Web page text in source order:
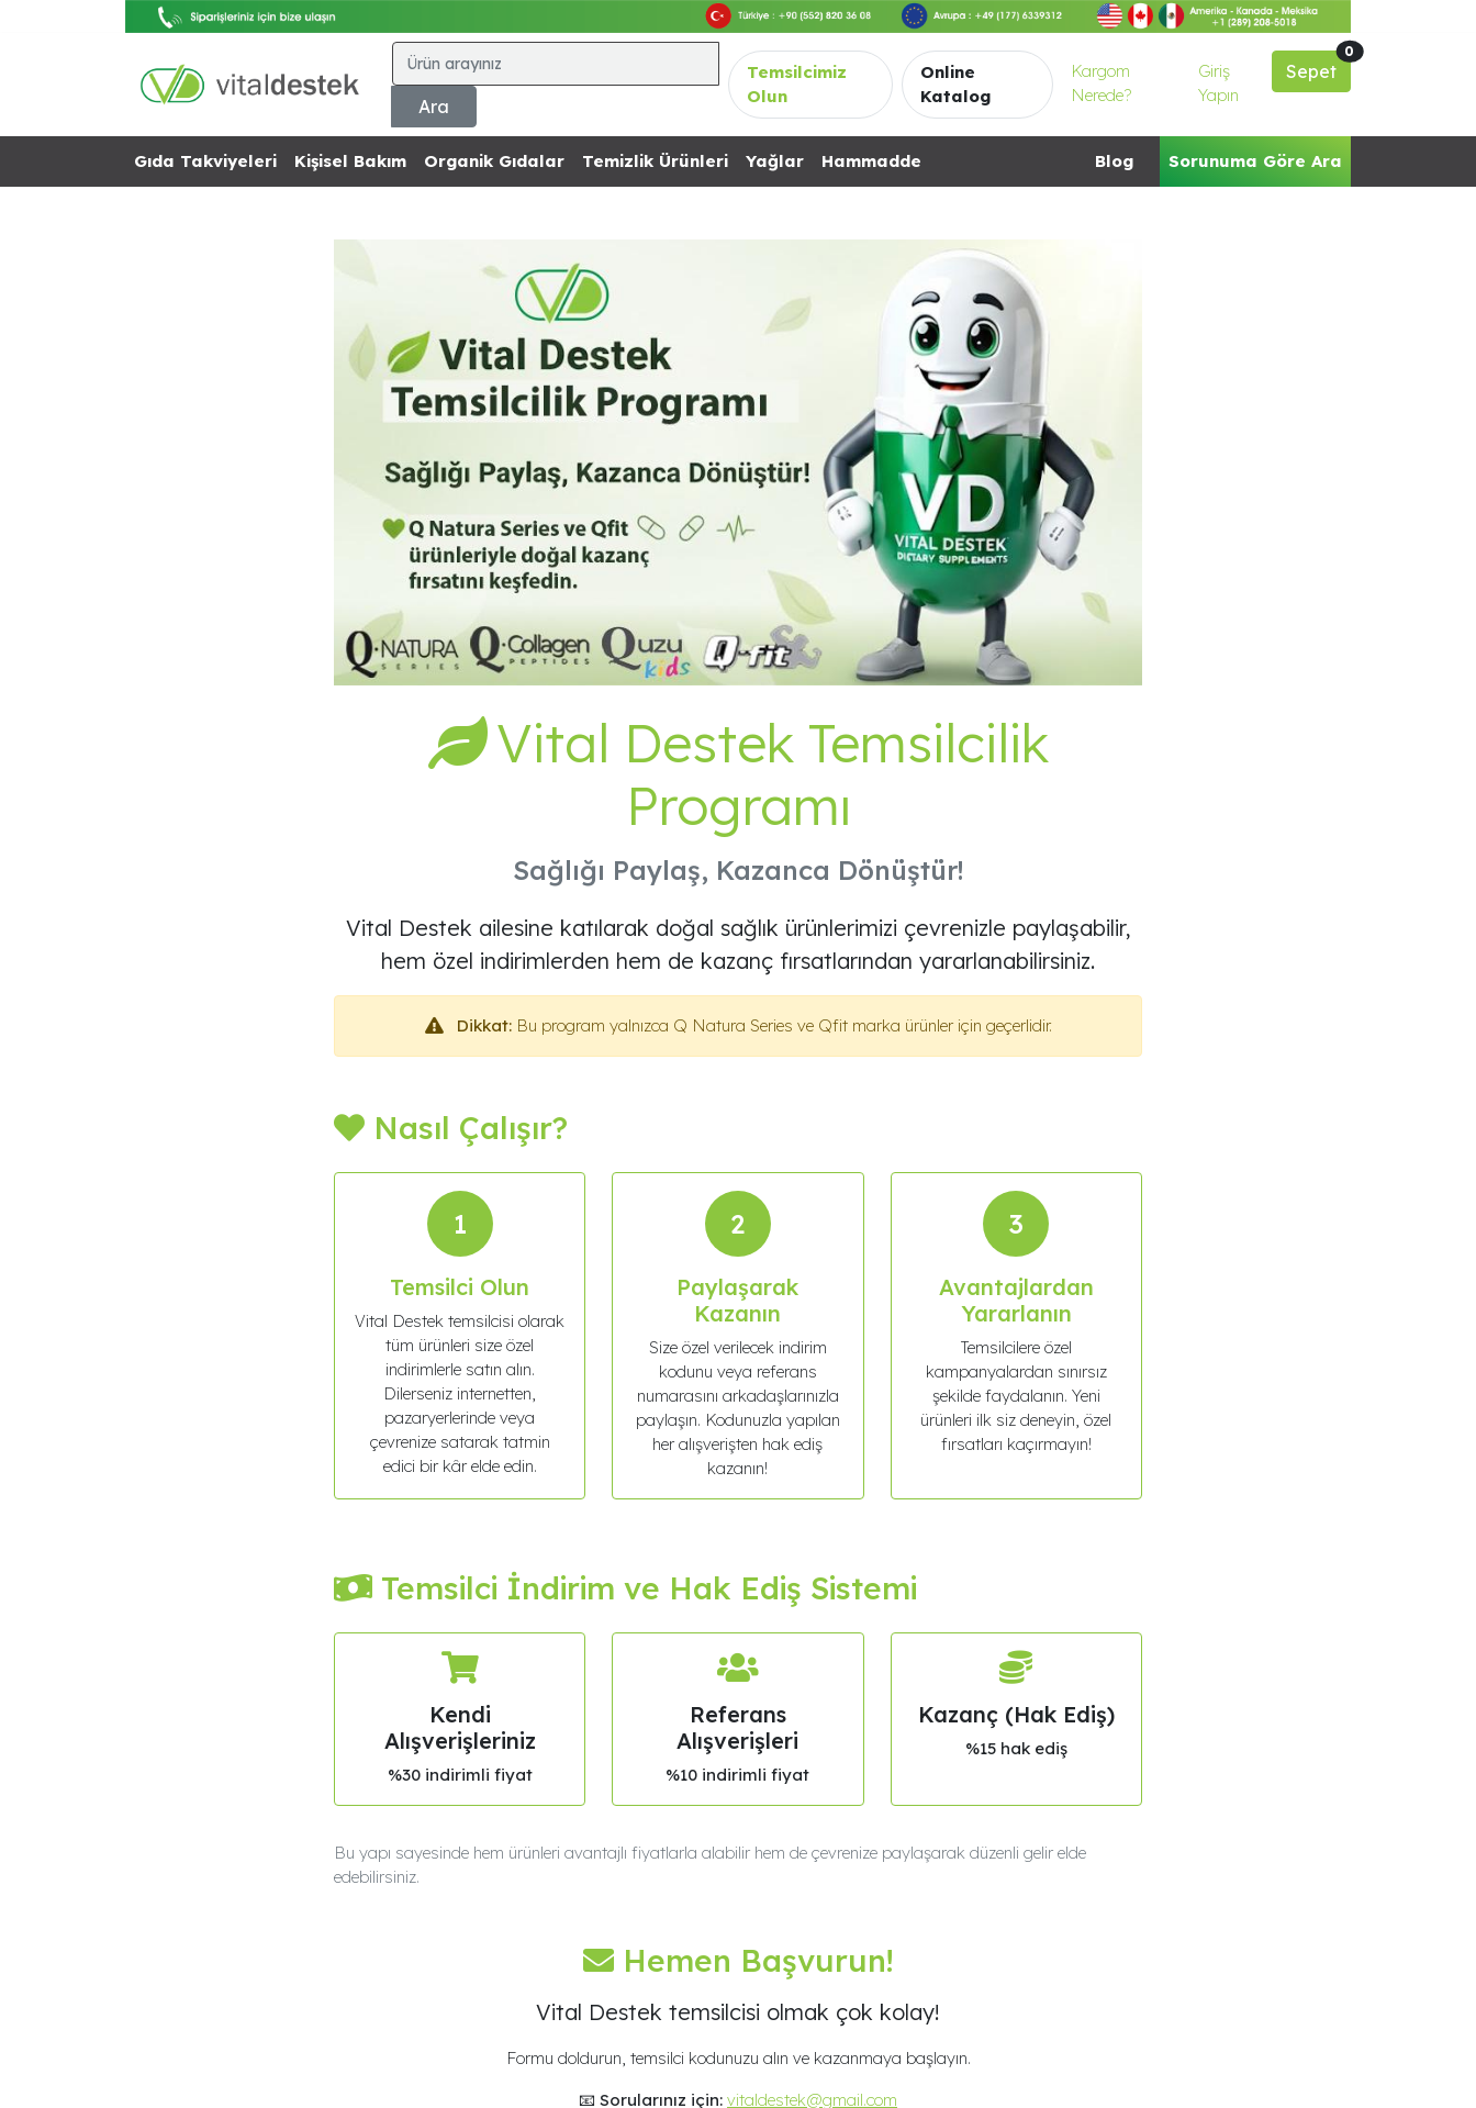
Ara
Temsilcimiz
Olun
Online
Katalog
Kargom
Nerede?
Giriş
Yapın
Sepet
0
Gıda Takviyeleri Kişisel Bakım Organik Gıdalar Temizlik Ürünleri Yağlar Hammadde Blog Sorunuma Göre Ara
Vital Destek Temsilcilik
Programı
Sağlığı Paylaş, Kazanca Dönüştür!
Vital Destek ailesine katılarak doğal sağlık ürünlerimizi çevrenizle paylaşabilir,
hem özel indirimlerden hem de kazanç fırsatlarından yararlanabilirsiniz.
Dikkat:Bu program yalnızca Q Natura Series ve Qfit marka ürünler için geçerlidir.
Nasıl Çalışır?
1
Temsilci Olun
Vital Destek temsilcisi olarak
tüm ürünleri size özel
indirimlerle satın alın.
Dilerseniz internetten,
pazaryerlerinde veya
çevrenize satarak tatmin
edici bir kâr elde edin.
2
Paylaşarak
Kazanın
Size özel verilecek indirim
kodunu veya referans
numarasını arkadaşlarınızla
paylaşın. Kodunuzla yapılan
her alışverişten hak ediş
kazanın!
3
Avantajlardan
Yararlanın
Temsilcilere özel
kampanyalardan sınırsız
şekilde faydalanın. Yeni
ürünleri ilk siz deneyin, özel
fırsatları kaçırmayın!
Temsilci İndirim ve Hak Ediş Sistemi
Kendi
Alışverişleriniz
%30 indirimli fiyat
Referans
Alışverişleri
%10 indirimli fiyat
Kazanç (Hak Ediş)
%15 hak ediş
Bu yapı sayesinde hem ürünleri avantajlı fiyatlarla alabilir hem de çevrenize paylaşarak düzenli gelir elde
edebilirsiniz.
Hemen Başvurun!
Vital Destek temsilcisi olmak çok kolay!
Formu doldurun, temsilci kodunuzu alın ve kazanmaya başlayın.
📧 Sorularınız için: vitaldestek@gmail.com